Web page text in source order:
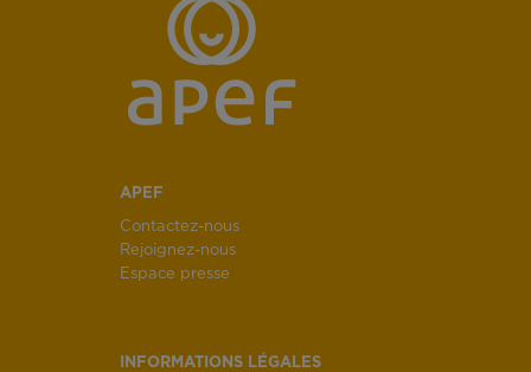
APEF
Contactez-nous
Rejoignez-nous
Espace presse
INFORMATIONS LÉGALES